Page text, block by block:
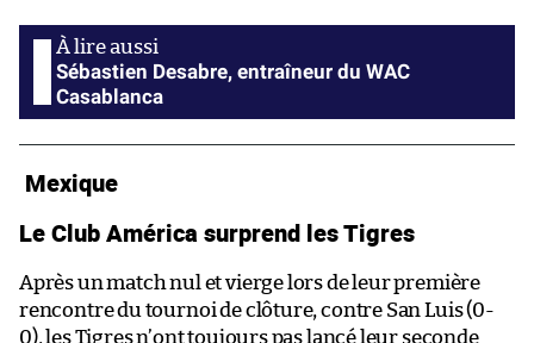
Sébastien Desabre, entraîneur du WAC
Casablanca
Mexique
Le Club América surprend les Tigres
Après un match nul et vierge lors de leur première
rencontre du tournoi de clôture, contre San Luis (0-
0), les Tigres n’ont toujours pas lancé leur seconde